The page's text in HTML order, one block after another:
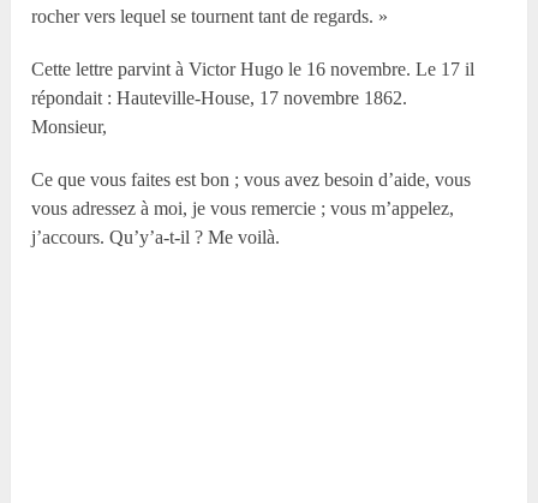
rocher vers lequel se tournent tant de regards. »
Cette lettre parvint à Victor Hugo le 16 novembre. Le 17 il
répondait : Hauteville-House, 17 novembre 1862.
Monsieur,
Ce que vous faites est bon ; vous avez besoin d’aide, vous
vous adressez à moi, je vous remercie ; vous m’appelez,
j’accours. Qu’y’a-t-il ? Me voilà.